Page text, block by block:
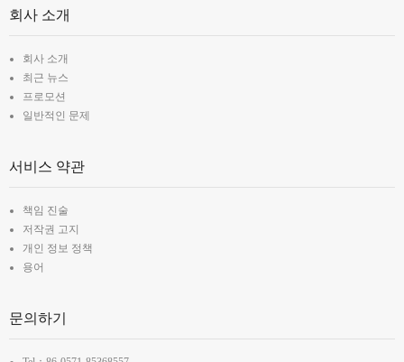
회사 소개
회사 소개
최근 뉴스
프로모션
일반적인 문제
서비스 약관
책임 진술
저작권 고지
개인 정보 정책
용어
문의하기